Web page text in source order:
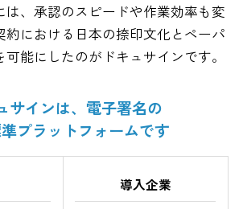
は、承認のスピードや作業効率も変
約における日本の捺印文化とペーパ
能にしたのがドキュサインです。
サインは、電子署名の
プラットフォームです
導入企業